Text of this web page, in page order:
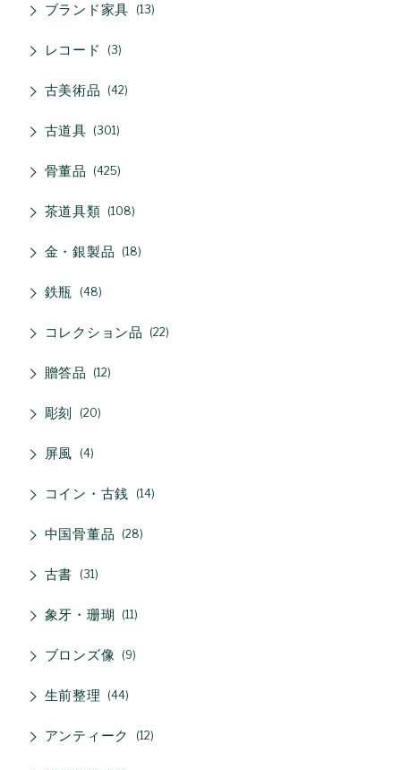
ブランド家具 13
レコード 3
古美術品 42
古道具 301
骨董品 425
茶道具類 108
金・銀製品 18
鉄瓶 48
コレクション品 22
贈答品 12
彫刻 20
屏風 4
コイン・古銭 14
中国骨董品 28
古書 31
象牙・珊瑚 11
ブロンズ像 9
生前整理 44
アンティーク 12